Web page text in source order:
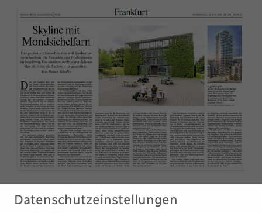
Datenschutzeinstellungen